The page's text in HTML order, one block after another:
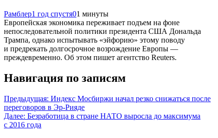
Рамблер1 год спустя01 минуты
Европейская экономика переживает подъем на фоне
непоследовательной политики президента США Дональда
Трампа, однако испытывать «эйфорию» этому поводу
и предрекать долгосрочное возрождение Европы —
преждевременно. Об этом пишет агентство Reuters.
Навигация по записям
Предыдущая: Индекс Мосбиржи начал резко снижаться после
переговоров в Эр-Рияде
Далее: Безработица в стране НАТО выросла до максимума
с 2016 года